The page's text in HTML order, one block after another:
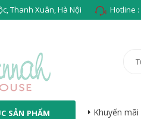
Thanh Xuân, Hà Nội Hotline :
SẢN PHẨM Khuyến